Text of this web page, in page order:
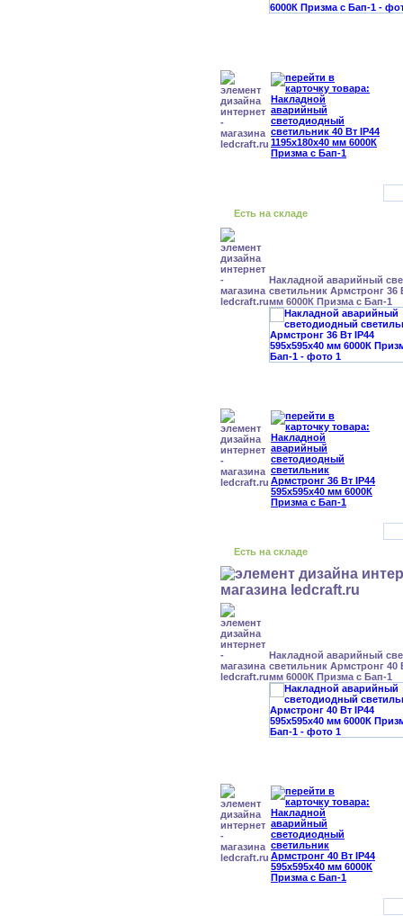
Есть на складе
Накладной аварийный
светильник Армстронг 36
мм 6000К Призма с Бап-1
Есть на складе
Накладной аварийный
светильник Армстронг 40
мм 6000К Призма с Бап-1